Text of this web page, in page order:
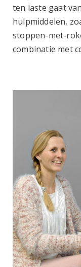
ten laste gaat
hulpmiddelen,
stoppen-met-
combinatie met